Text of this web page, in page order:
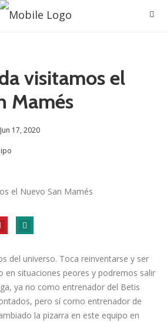
visitamos el
Mamés
Jun 17, 2020
del universo. Toca reinventarse y ser
en situaciones peores y podremos salir
ya no como entrenador del Betis
pero sí como entrenador de
la pizarra en este equipo en